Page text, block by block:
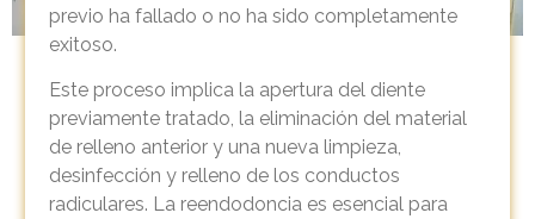
previo ha fallado o no ha sido completamente
exitoso.
Este proceso implica la apertura del diente
previamente tratado, la eliminación del material
de relleno anterior y una nueva limpieza,
desinfección y relleno de los conductos
radiculares. La reendodoncia es esencial para